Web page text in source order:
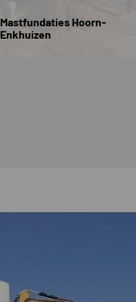
Mastfundaties Hoorn-
Enkhuizen